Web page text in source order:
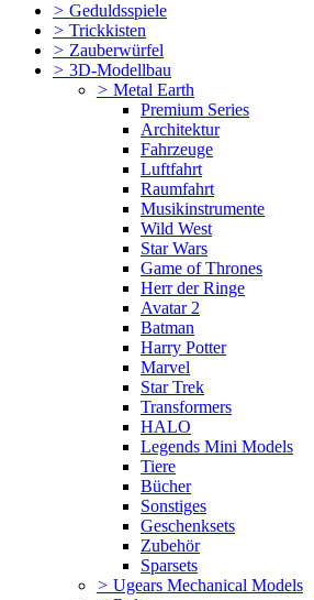
> Geduldsspiele
> Trickkisten
> Zauberwürfel
> 3D-Modellbau
> Metal Earth
Premium Series
Architektur
Fahrzeuge
Luftfahrt
Raumfahrt
Musikinstrumente
Wild West
Star Wars
Game of Thrones
Herr der Ringe
Avatar 2
Batman
Harry Potter
Marvel
Star Trek
Transformers
HALO
Legends Mini Models
Tiere
Bücher
Sonstiges
Geschenksets
Zubehör
Sparsets
> Ugears Mechanical Models